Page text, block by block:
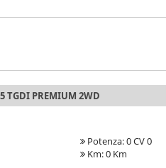
TGDI PREMIUM 2WD
Potenza: 0 CV 0
Km: 0 Km